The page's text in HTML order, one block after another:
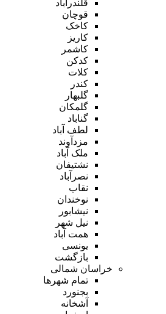
قلندرآباد
قوچان
کاخک
کاریز
کاشمر
کدکن
کلات
کندر
گلبهار
گلمکان
گناباد
لطف آباد
مزدآوند
ملک آباد
نشتیفان
نصرآباد
نقاب
نوخندان
نیشابور
نیل شهر
همت آباد
یونسی
بازگشت
خراسان شمالی
تمام شهر‌ها
بجنورد
آشخانه